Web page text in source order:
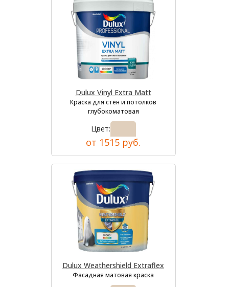
Dulux Vinyl Extra Matt
Краска для стен и потолков
глубокоматовая
Цвет:
от 1515 руб.
Dulux Weathershield Extraflex
Фасадная матовая краска